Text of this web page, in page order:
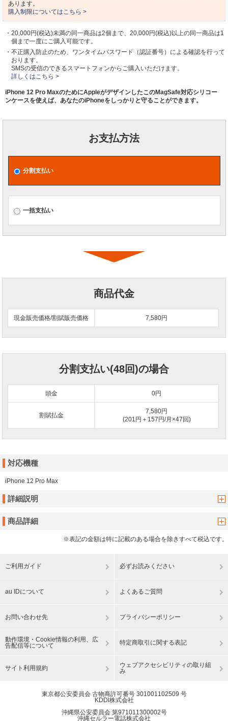
あります。
購入制限についてはこちら >
・20,000円(税込)未満の同一商品は2個まで、20,000円(税込)以上の同一商品は1
個まで一度にご購入可能です。
・不正購入防止のため、ワンタイムパスワード（認証番号）による確認を行って
おります。
SMSの受信のできるスマートフォンからご購入いただけます。
詳しくはこちら >
iPhone 12 Pro MaxのためにAppleがデザインしたこのMagSafe対応シリコー
ンケースを使えば、あなたのiPhoneをしっかりと守ることができます。
お支払方法
分割支払い
一括支払い
商品代金
現金販売価格/割賦販売価格 7,580円
分割支払い(48回)の場合
頭金 0円
割賦払金
7,580円
(201円＋157円/月×47回)
対応機種
iPhone 12 Pro Max
詳細説明
商品詳細
※表記の金額は特に記載のある場合を除きすべて税込です。
ご利用ガイド 必ずお読みください
au IDについて よくあるご質問
お問い合わせ先 プライバシーポリシー
動作環境・Cookie情報の利用、広
告配信等について
特定商取引に関する表記
サイト利用規約
ウェブアクセシビリティの取り組
み
東京都公安委員会 古物商許可番号 301001102509 号
KDDI株式会社
沖縄県公安委員会 第971011300002号
沖縄セルラー電話株式会社